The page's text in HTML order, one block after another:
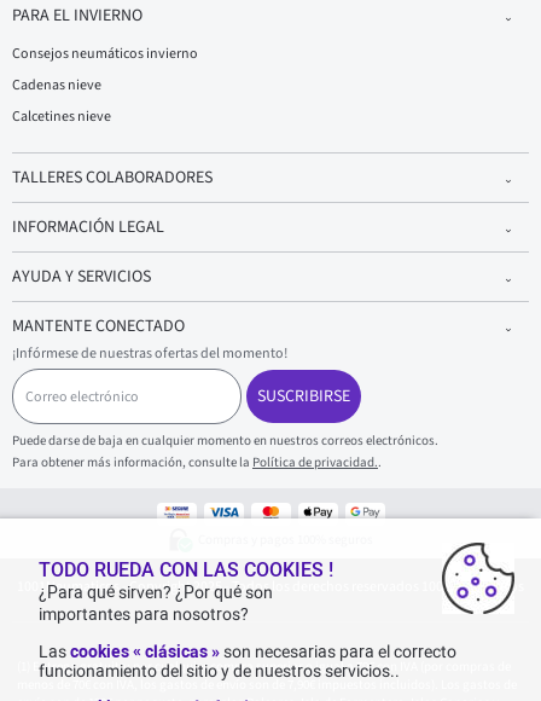
PARA EL INVIERNO
Consejos neumáticos invierno
Cadenas nieve
Calcetines nieve
TALLERES COLABORADORES
INFORMACIÓN LEGAL
AYUDA Y SERVICIOS
MANTENTE CONECTADO
¡Infórmese de nuestras ofertas del momento!
C
o
r
r
e
o
l
SUSCRIBIRSE
Puede darse de baja en cualquier momento en nuestros correos electrónicos.
Para obtener más información, consulte la Política de privacidad..
1001Neumaticos - Copyright 2025 - Todos los derechos reservados 1001Neumaticos
Entrega gratuita: por cualquier compra superior o igual a 70€ con IVA (por compras de
menos de 70€ con IVA, los gastos de envío son de 7,90€ impuestos incluidos). Los gastos de
TODO RUEDA CON LAS COOKIES !
¿Para qué sirven? ¿Por qué son
importantes para nosotros?
Lascookies « clásicas »son necesarias para el correcto
funcionamiento del sitio y de nuestros servicios..